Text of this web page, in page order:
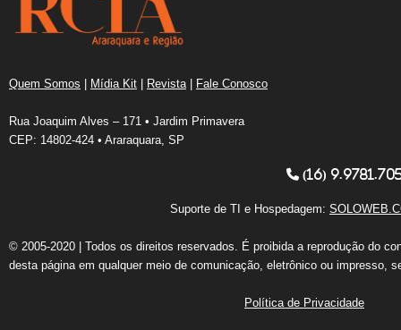
Quem Somos | Mídia Kit | Revista | Fale Conosco
Rua Joaquim Alves – 171 • Jardim Primavera
CEP: 14802-424 • Araraquara, SP
(16)
Suporte de TI e Hospedagem:
© 2005-2020 | Todos os direitos reservados. É proibida a reprodução do
desta página em qualquer meio de comunicação, eletrônico ou impresso,
Política de Privacidade